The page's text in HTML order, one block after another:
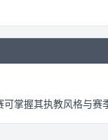
掌握其执教风格与赛